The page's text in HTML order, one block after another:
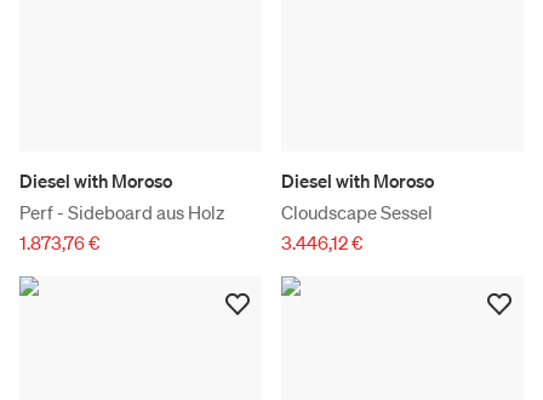
Diesel with Moroso
Perf - Sideboard aus Holz
1.873,76 €
Diesel with Moroso
Cloudscape Sessel
3.446,12 €